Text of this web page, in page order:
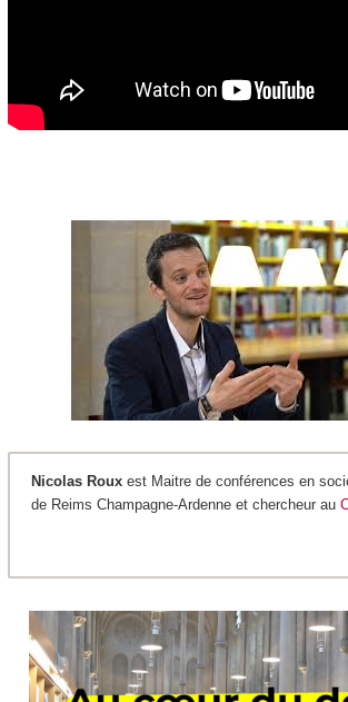
Nicolas Rouxest Maitre de conférences en
de Reims Champagne-Ardenne et chercheur au